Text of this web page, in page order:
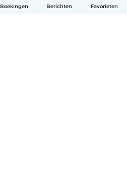
Boekingen Berichten Favorieten